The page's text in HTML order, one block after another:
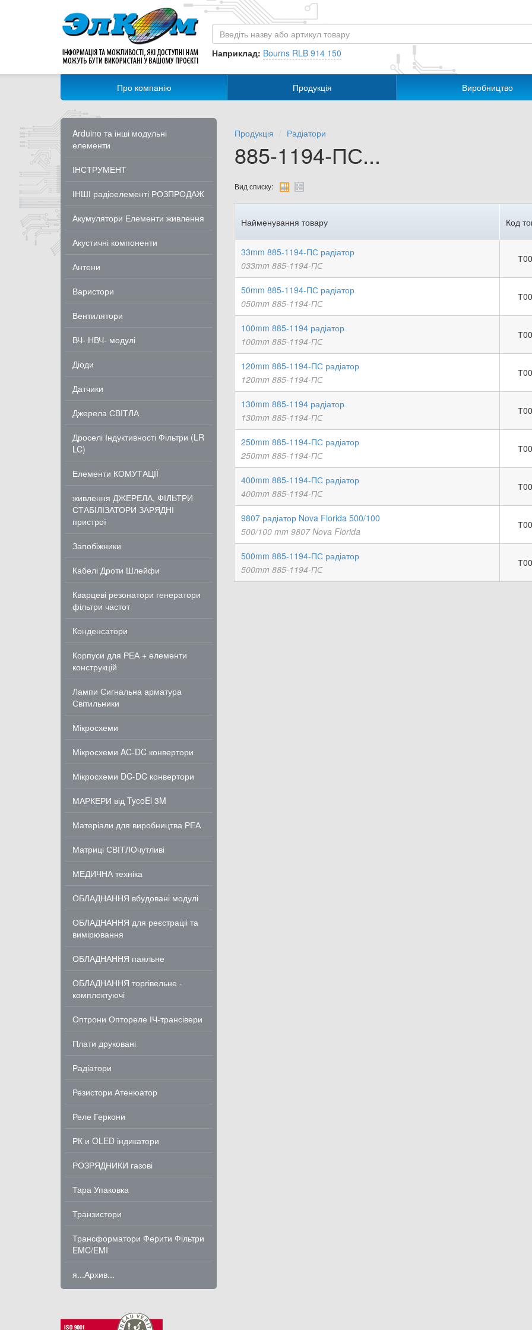
Наприклад: Bourns RLB 914 150
Про компанію Продукція Виробництво
Arduino та інші модульні
елементи
ІНСТРУМЕНТ
ІНШІ радіоелементі РОЗПРОДАЖ
Акумулятори Елементи живлення
Акустичні компоненти
Антени
Варистори
Вентилятори
ВЧ- НВЧ- модулі
Діоди
Датчики
Джерела СВІТЛА
Дроселі Індуктивності Фільтри (LR
LC)
Елементи КОМУТАЦІЇ
живлення ДЖЕРЕЛА, ФІЛЬТРИ
СТАБІЛІЗАТОРИ ЗАРЯДНІ
пристрої
Запобіжники
Кабелі Дроти Шлейфи
Кварцеві резонатори генератори
фільтри частот
Конденсатори
Корпуси для РЕА + елементи
конструкцій
Лампи Сигнальна арматура
Світильники
Мікросхеми
Мікросхеми AC-DC конвертори
Мікросхеми DC-DC конвертори
МАРКЕРИ від TycoEl 3M
Матеріали для виробництва РЕА
Матриці СВІТЛОчутливі
МЕДИЧНА техніка
ОБЛАДНАННЯ вбудовані модулі
ОБЛАДНАННЯ для реєстраціі та
вимірювання
ОБЛАДНАННЯ паяльне
ОБЛАДНАННЯ торгівельне -
комплектуючі
Оптрони Оптореле ІЧ-трансівери
Плати друковані
Радіатори
Резистори Атенюатор
Реле Геркони
РК и OLED індикатори
РОЗРЯДНИКИ газові
Тара Упаковка
Транзистори
Трансформатори Ферити Фільтри
EMC/EMI
я...Архив...
Продукція Радіатори
885-1194-ПС...
Вид списку:
Найменування товару Код
33mm 885-1194-ПС радіатор
033mm 885-1194-ПС
50mm 885-1194-ПС радіатор
050mm 885-1194-ПС
100mm 885-1194 радіатор
100mm 885-1194-ПС
120mm 885-1194-ПС радіатор
120mm 885-1194-ПС
130mm 885-1194 радіатор
130mm 885-1194-ПС
250mm 885-1194-ПС радіатор
250mm 885-1194-ПС
400mm 885-1194-ПС радіатор
400mm 885-1194-ПС
9807 радіатор Nova Florida 500/100
500/100 mm 9807 Nova Florida
500mm 885-1194-ПС радіатор
500mm 885-1194-ПС